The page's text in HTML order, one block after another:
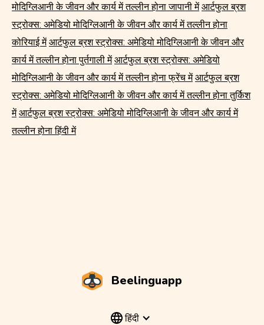
मोदिग्लिआनी के जीवन और कार्य में तल्लीन होना जापानी में आर्टफुल ब्रश
स्ट्रोक्स: अमेडियो मोदिग्लिआनी के जीवन और कार्य में तल्लीन होना
कोरियाई में आर्टफुल ब्रश स्ट्रोक्स: अमेडियो मोदिग्लिआनी के जीवन और
कार्य में तल्लीन होना पुर्तगाली में आर्टफुल ब्रश स्ट्रोक्स: अमेडियो
मोदिग्लिआनी के जीवन और कार्य में तल्लीन होना फ्रेंच में आर्टफुल ब्रश
स्ट्रोक्स: अमेडियो मोदिग्लिआनी के जीवन और कार्य में तल्लीन होना तुर्किश
में आर्टफुल ब्रश स्ट्रोक्स: अमेडियो मोदिग्लिआनी के जीवन और कार्य में
तल्लीन होना हिंदी में
Beelinguapp
हिंदी